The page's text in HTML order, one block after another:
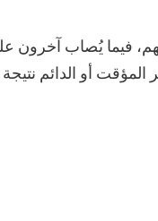
فيما يُصاب آخرون